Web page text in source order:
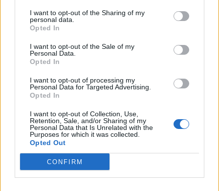
I want to opt-out of the Sharing of my
personal data.
Opted In
I want to opt-out of the Sale of my
Personal Data.
Opted In
I want to opt-out of processing my
Personal Data for Targeted Advertising.
Opted In
I want to opt-out of Collection, Use,
Retention, Sale, and/or Sharing of my
Personal Data that Is Unrelated with the
Purposes for which it was collected.
Opted Out
CONFIRM
Cea mai mare creștere economică
înregistrată de România în istoria
măsurată:...
Redacţia - marți, 17 august 2021